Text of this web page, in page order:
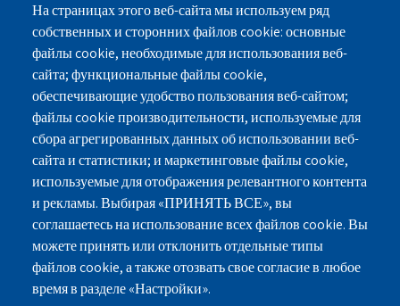
Дома престарелых в Рамат Ашарон
Дома престарелых в Од а-Шарон
Дома престарелых в Петах-Тикве
Дома престарелых в Раанане
Дома престарелых в Хадере
г.Нетания, ул.Пинхас Лавон 18, здание-Лев
Ясмин, Этаж 2
077-3006194
На страницах этого веб-сайта мы используем ряд
собственных и сторонних файлов cookie: основные
файлы cookie, необходимые для использования веб-
сайта; функциональные файлы cookie,
обеспечивающие удобство пользования веб-сайтом;
файлы cookie производительности, используемые для
сбора агрегированных данных об использовании веб-
сайта и статистики; и маркетинговые файлы cookie,
используемые для отображения релевантного контента
и рекламы. Выбирая «ПРИНЯТЬ ВСЕ», вы
соглашаетесь на использование всех файлов cookie. Вы
можете принять или отклонить отдельные типы
файлов cookie, а также отозвать свое согласие в любое
время в разделе «Настройки».